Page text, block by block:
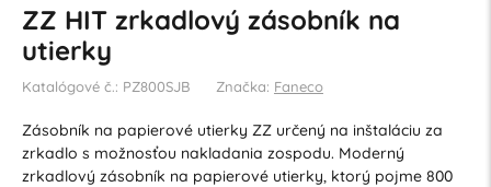
ZZ HIT zrkadlový zásobník na
utierky
Katalógové č.: PZ800SJB Značka: Faneco
Zásobník na papierové utierky ZZ určený na inštaláciu za
zrkadlo s možnosťou nakladania zospodu. Moderný
zrkadlový zásobník na papierové utierky, ktorý pojme 800